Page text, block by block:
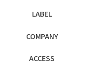
LABEL
COMPANY
ACCESS